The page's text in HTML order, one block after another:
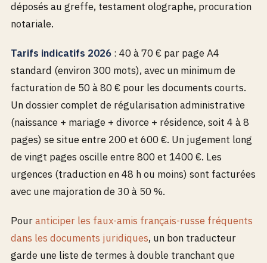
déposés au greffe, testament olographe, procuration
notariale.
Tarifs indicatifs 2026: 40 à 70 € par page A4
standard (environ 300 mots), avec un minimum de
facturation de 50 à 80 € pour les documents courts.
Un dossier complet de régularisation administrative
(naissance + mariage + divorce + résidence, soit 4 à 8
pages) se situe entre 200 et 600 €. Un jugement long
de vingt pages oscille entre 800 et 1400 €. Les
urgences (traduction en 48 h ou moins) sont facturées
avec une majoration de 30 à 50 %.
Pouranticiper les faux-amis français-russe fréquents
dans les documents juridiques, un bon traducteur
garde une liste de termes à double tranchant que